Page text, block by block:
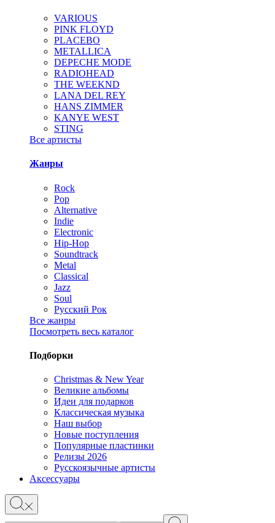
VARIOUS
PINK FLOYD
PLACEBO
METALLICA
DEPECHE MODE
RADIOHEAD
THE WEEKND
LANA DEL REY
HANS ZIMMER
KANYE WEST
STING
Все артисты
Жанры
Rock
Pop
Alternative
Indie
Electronic
Hip-Hop
Soundtrack
Metal
Classical
Jazz
Soul
Русский Рок
Все жанры
Посмотреть весь каталог
Подборки
Christmas & New Year
Великие альбомы
Идеи для подарков
Классическая музыка
Наш выбор
Новые поступления
Популярные пластинки
Релизы 2026
Русскоязычные артисты
Аксессуары